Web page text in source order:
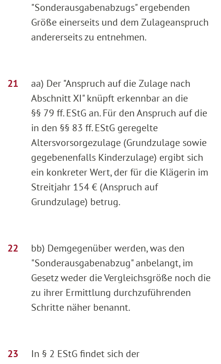
"Sonderausgabenabzugs" ergebenden
Größe einerseits und dem Zulageanspruch
andererseits zu entnehmen.
aa) Der "Anspruch auf die Zulage nach
Abschnitt XI" knüpft erkennbar an die
§§ 79 ff. EStG an. Für den Anspruch auf die
in den §§ 83 ff. EStG geregelte
Altersvorsorgezulage (Grundzulage sowie
gegebenenfalls Kinderzulage) ergibt sich
ein konkreter Wert, der für die Klägerin im
Streitjahr 154 € (Anspruch auf
Grundzulage) betrug.
bb) Demgegenüber werden, was den
"Sonderausgabenabzug" anbelangt, im
Gesetz weder die Vergleichsgröße noch die
zu ihrer Ermittlung durchzuführenden
Schritte näher benannt.
In § 2 EStG findet sich der